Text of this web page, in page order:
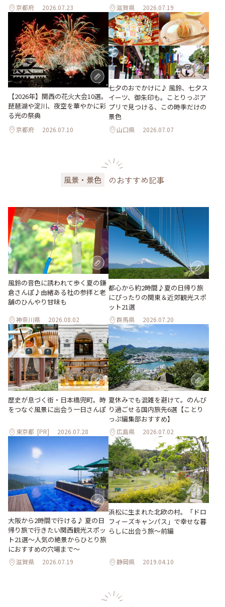
京都府 2026.07.23 滋賀県 2026.07.19
【2026年】関西の花火大会10選。
琵琶湖や淀川、夜空を華やかに彩
る光の祭典
京都府 2026.07.10
七夕のおでかけに♪ 風鈴、七夕ス
イーツ、御朱印も。ことりっぷア
プリで見つける、この時季だけの
景色
山口県 2026.07.07
風景・景色 のおすすめ記事
風鈴の音色に誘われて歩く夏の鎌
倉さんぽ♪由緒ある社の参拝と老
舗のひんやり甘味も
神奈川県 2026.08.02
都心から約2時間♪夏の日帰り旅
にぴったりの関東＆近郊観光スポ
ット21選
群馬県 2026.07.20
歴史が息づく街・日本橋兜町。時
をつなぐ風景に出会う一日さんぽ
東京都 [PR] 2026.07.28
夏休みでも混雑を避けて。のんび
り過ごせる国内旅先6選【ことり
っぷ編集部おすすめ】
広島県 2026.07.02
大阪から2時間で行ける♪ 夏の日
帰り旅で行きたい関西観光スポッ
ト21選～人気の絶景からひとり旅
におすすめの穴場まで～
滋賀県 2026.07.19
浜松に生まれた北欧の村。「ドロ
フィーズキャンパス」で幸せな暮
らしに出会う旅～前編
静岡県 2019.04.10